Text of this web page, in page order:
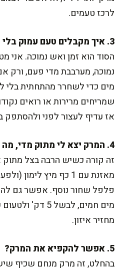
לרכז טעמים.
3. איך מקבלים טעם עמוק בלי לשרוף את הבצל?
מים כדי לשחרר מהתחתית בלי
שמריחים מרירות או רואים
אז עדיף לעצור לפני ולהסתפק
4. המרק יצא לי מתוק מדי, מה עושים?
זה קורה כשיש הרבה בצל מתוק
מאזנת עם 1 כף מיץ
מים חמים, לבשל
מחזיר איזון.
5. אפשר להקפיא את המרק?
בהחלט, זה מרק מנחם שכיף